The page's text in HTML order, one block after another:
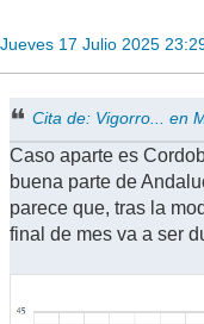
Jueves 17 Julio 2025
Cita de: Vigorro... en
Caso aparte es
buena parte de
parece que, tras la
final de mes va a ser